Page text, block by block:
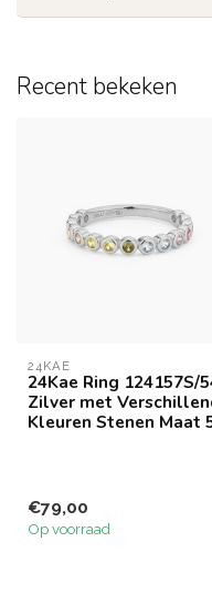
Recent bekeken
24KAE
24Kae Ring 124157S/
Zilver met
Kleuren Stenen Maat
€79,00
Op voorraad